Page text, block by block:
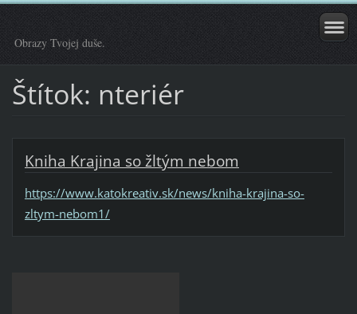
Obrazy Tvojej duše.
Štítok: nteriér
Kniha Krajina so žltým nebom
https://www.katokreativ.sk/news/kniha-krajina-so-
zltym-nebom1/